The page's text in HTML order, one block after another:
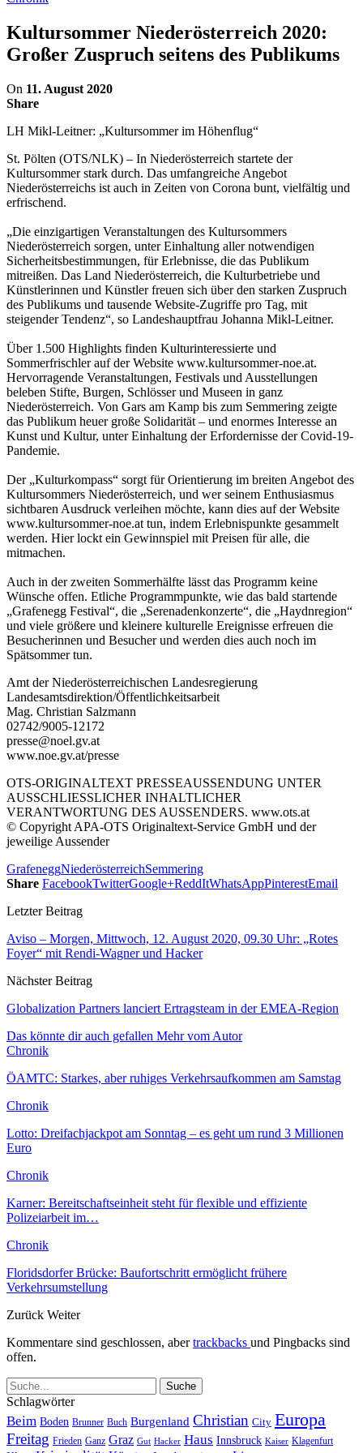
Kultursommer Niederösterreich 2020:
Großer Zuspruch seitens des Publikums
On 11. August 2020
Share
LH Mikl-Leitner: „Kultursommer im Höhenflug“
St. Pölten (OTS/NLK) – In Niederösterreich startete der
Kultursommer stark durch. Das umfangreiche Angebot
Niederösterreichs ist auch in Zeiten von Corona bunt, vielfältig und
erfrischend.
„Die einzigartigen Veranstaltungen des Kultursommers
Niederösterreich sorgen, unter Einhaltung aller notwendigen
Sicherheitsbestimmungen, für Erlebnisse, die das Publikum
mitreißen. Das Land Niederösterreich, die Kulturbetriebe und
Künstlerinnen und Künstler freuen sich über den starken Zuspruch
des Publikums und tausende Website-Zugriffe pro Tag, mit
steigender Tendenz“, so Landeshauptfrau Johanna Mikl-Leitner.
Über 1.500 Highlights finden Kulturinteressierte und
Sommerfrischler auf der Website www.kultursommer-noe.at.
Hervorragende Veranstaltungen, Festivals und Ausstellungen
beleben Stifte, Burgen, Schlösser und Museen in ganz
Niederösterreich. Von Gars am Kamp bis zum Semmering zeigte
das Publikum heuer große Solidarität – und enormes Interesse an
Kunst und Kultur, unter Einhaltung der Erfordernisse der Covid-19-
Pandemie.
Der „Kulturkompass“ sorgt für Orientierung im breiten Angebot des
Kultursommers Niederösterreich, und wer seinem Enthusiasmus
sichtbaren Ausdruck verleihen möchte, kann dies auf der Website
www.kultursommer-noe.at tun, indem Erlebnispunkte gesammelt
werden. Hier lockt ein Gewinnspiel mit Preisen für alle, die
mitmachen.
Auch in der zweiten Sommerhälfte lässt das Programm keine
Wünsche offen. Etliche Programmpunkte, wie das bald startende
„Grafenegg Festival“, die „Serenadenkonzerte“, die „Haydnregion“
und viele größere und kleinere kulturelle Ereignisse erfreuen die
Besucherinnen und Besucher und werden dies auch noch im
Spätsommer tun.
Amt der Niederösterreichischen Landesregierung
Landesamtsdirektion/Öffentlichkeitsarbeit
Mag. Christian Salzmann
02742/9005-12172
presse@noel.gv.at
www.noe.gv.at/presse
OTS-ORIGINALTEXT PRESSEAUSSENDUNG UNTER
AUSSCHLIESSLICHER INHALTLICHER
VERANTWORTUNG DES AUSSENDERS. www.ots.at
© Copyright APA-OTS Originaltext-Service GmbH und der
jeweilige Aussender
GrafeneggNiederösterreichSemmering
Share FacebookTwitterGoogle+ReddItWhatsAppPinterestEmail
Letzter Beitrag
Aviso – Morgen, Mittwoch, 12. August 2020, 09.30 Uhr: „Rotes
Foyer“ mit Rendi-Wagner und Hacker
Nächster Beitrag
Globalization Partners lanciert Ertragsteam in der EMEA-Region
Das könnte dir auch gefallen Mehr vom Autor
Chronik
ÖAMTC: Starkes, aber ruhiges Verkehrsaufkommen am Samstag
Chronik
Lotto: Dreifachjackpot am Sonntag – es geht um rund 3 Millionen
Euro
Chronik
Karner: Bereitschaftseinheit steht für flexible und effiziente
Polizeiarbeit im…
Chronik
Floridsdorfer Brücke: Baufortschritt ermöglicht frühere
Verkehrsumstellung
Zurück Weiter
Kommentare sind geschlossen, abertrackbacks und Pingbacks sind
offen.
Schlagwörter
Beim Boden Brunner Buch Burgenland Christian City Europa
Freitag Frieden Ganz Graz Gut Hacker Haus Innsbruck Kaiser Klagenfurt